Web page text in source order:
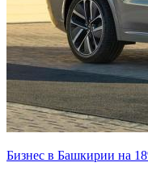
Бизнес в Башкирии на